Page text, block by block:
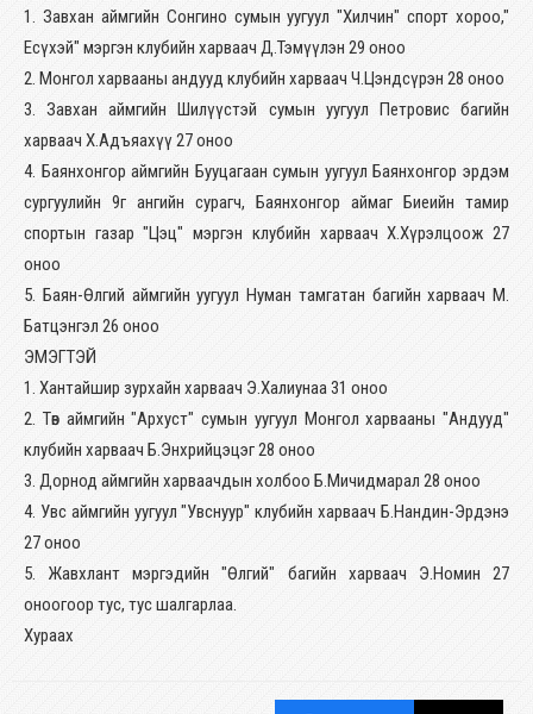
1. Завхан аймгийн Сонгино сумын уугуул "Хилчин" спорт хороо,"
Есүхэй" мэргэн клубийн харваач Д.Тэмүүлэн 29 оноо
2. Монгол харвааны андууд клубийн харваач Ч.Цэндсүрэн 28 оноо
3. Завхан аймгийн Шилүүстэй сумын уугуул Петровис багийн
харваач Х.Адъяахүү 27 оноо
4. Баянхонгор аймгийн Бууцагаан сумын уугуул Баянхонгор эрдэм
сургуулийн 9г ангийн сурагч, Баянхонгор аймаг Биеийн тамир
спортын газар "Цэц" мэргэн клубийн харваач Х.Хүрэлцоож 27
оноо
5. Баян-Өлгий аймгийн уугуул Нуман тамгатан багийн харваач М.
Батцэнгэл 26 оноо
ЭМЭГТЭЙ
1. Хантайшир зурхайн харваач Э.Халиунаа 31 оноо
2. Төв аймгийн "Архуст" сумын уугуул Монгол харвааны "Андууд"
клубийн харваач Б.Энхрийцэцэг 28 оноо
3. Дорнод аймгийн харваачдын холбоо Б.Мичидмарал 28 оноо
4. Увс аймгийн уугуул "Увснуур" клубийн харваач Б.Нандин-Эрдэнэ
27 оноо
5. Жавхлант мэргэдийн "Өлгий" багийн харваач Э.Номин 27
оноогоор тус, тус шалгарлаа.
Хураах